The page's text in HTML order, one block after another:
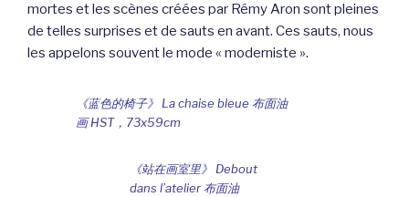
mortes et les scènes créées par Rémy Aron sont pleines
de telles surprises et de sauts en avant. Ces sauts, nous
les appelons souvent le mode « moderniste ».
《蓝色的椅子》 La chaise bleue 布面油
画 HST，73x59cm
《站在画室里》 Debout
dans l’atelier 布面油